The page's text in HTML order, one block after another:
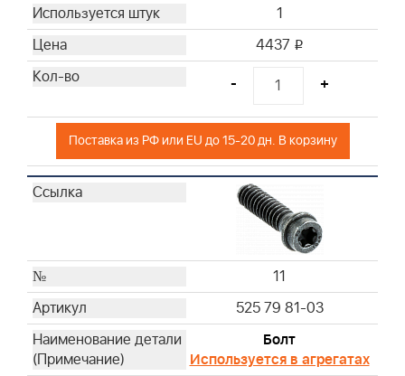
1
4437 i
- +
Поставка из РФ или EU до 15-20 дн. В корзину
11
525 79 81-03
Болт
Используется в агрегатах